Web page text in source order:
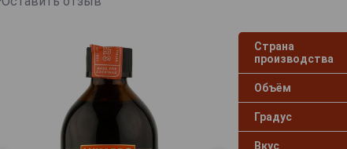
Страна
производства
Объём
Градус
Вкус